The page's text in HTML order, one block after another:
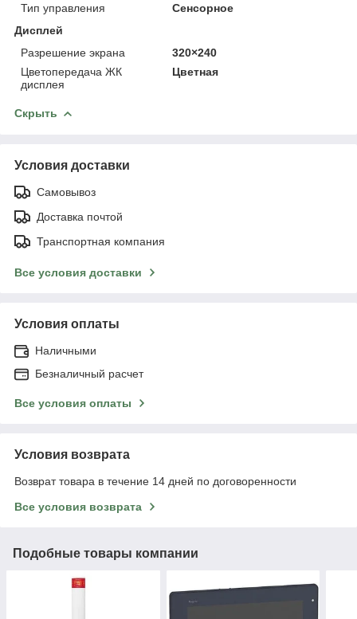
Тип управления
Сенсорное
Дисплей
Разрешение экрана
320×240
Цветопередача ЖК
дисплея
Цветная
Скрыть
Условия доставки
Самовывоз
Доставка почтой
Транспортная компания
Все условия доставки
Условия оплаты
Наличными
Безналичный расчет
Все условия оплаты
Условия возврата
Возврат товара в течение 14 дней по договоренности
Все условия возврата
Подобные товары компании